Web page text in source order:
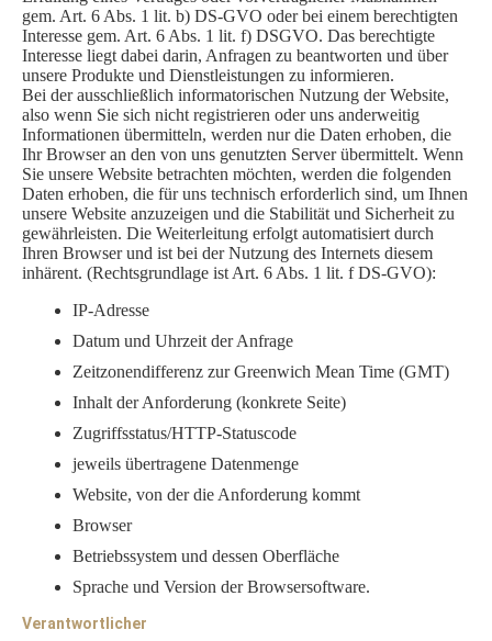
gem. Art. 6 Abs. 1 lit. b) DS-GVO oder bei einem berechtigten
Interesse gem. Art. 6 Abs. 1 lit. f) DSGVO. Das berechtigte
Interesse liegt dabei darin, Anfragen zu beantworten und über
unsere Produkte und Dienstleistungen zu informieren.
Bei der ausschließlich informatorischen Nutzung der Website,
also wenn Sie sich nicht registrieren oder uns anderweitig
Informationen übermitteln, werden nur die Daten erhoben, die
Ihr Browser an den von uns genutzten Server übermittelt. Wenn
Sie unsere Website betrachten möchten, werden die folgenden
Daten erhoben, die für uns technisch erforderlich sind, um Ihnen
unsere Website anzuzeigen und die Stabilität und Sicherheit zu
gewährleisten. Die Weiterleitung erfolgt automatisiert durch
Ihren Browser und ist bei der Nutzung des Internets diesem
inhärent. (Rechtsgrundlage ist Art. 6 Abs. 1 lit. f DS-GVO):
IP-Adresse
Datum und Uhrzeit der Anfrage
Zeitzonendifferenz zur Greenwich Mean Time (GMT)
Inhalt der Anforderung (konkrete Seite)
Zugriffsstatus/HTTP-Statuscode
jeweils übertragene Datenmenge
Website, von der die Anforderung kommt
Browser
Betriebssystem und dessen Oberfläche
Sprache und Version der Browsersoftware.
Verantwortlicher